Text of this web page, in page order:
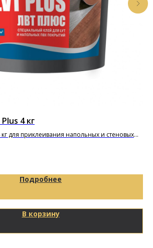
4 кг
кг для приклеивания напольных и стеновых
Подробнее
В корзину